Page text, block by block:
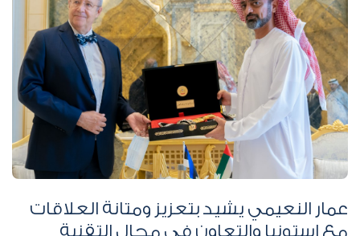
عمار النعيمي يشيد بتعزيز ومتانة العلاقات